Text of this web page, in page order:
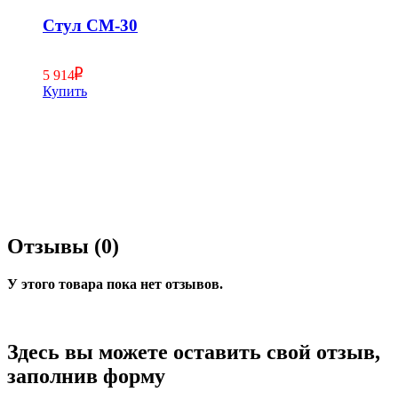
Стул СМ-30
5 914
Купить
Отзывы (0)
У этого товара пока нет отзывов.
Здесь вы можете оставить свой отзыв,
заполнив форму